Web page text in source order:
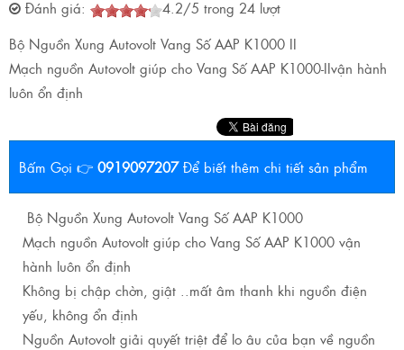
Đánh giá:
4.2/5 trong 24 lượt
Bộ Nguồn Xung Autovolt Vang Số AAP K1000 II
Mạch nguồn Autovolt giúp cho Vang Số AAP K1000-IIvận hành
luôn ổn định
Bấm Gọi 👉 0919097207 Để biết thêm chi tiết sản phẩm
Bộ Nguồn Xung Autovolt Vang Số AAP K1000
Mạch nguồn Autovolt giúp cho Vang Số AAP K1000 vận
hành luôn ổn định
Không bị chập chờn, giật ..mất âm thanh khi nguồn điện
yếu, không ổn định
Nguồn Autovolt giải quyết triệt để lo âu của bạn về nguồn